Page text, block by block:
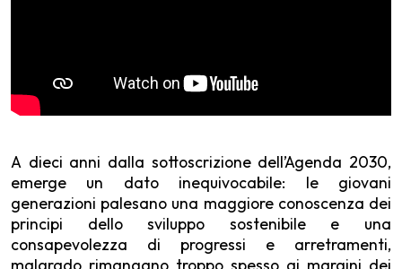
A dieci anni dalla sottoscrizione dell’Agenda 2030,
emerge un dato ine­quivocabile: le giovani
generazioni palesano una maggiore conoscenza dei
principi dello sviluppo sostenibile e una
consapevolezza di progressi e arretramenti,